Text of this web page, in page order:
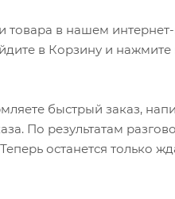
товара в нашем
в Корзину и нажмите
быстрый заказ,
По результатам
останется только